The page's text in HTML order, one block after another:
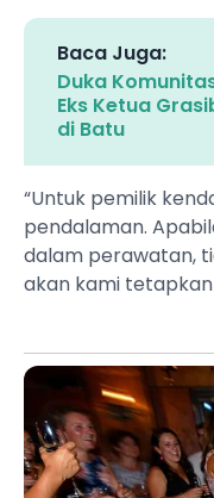
Baca Juga:
Duka
Eks Ketua
di Batu
“Untuk pemilik
pendalaman.
dalam perawatan,
akan kami